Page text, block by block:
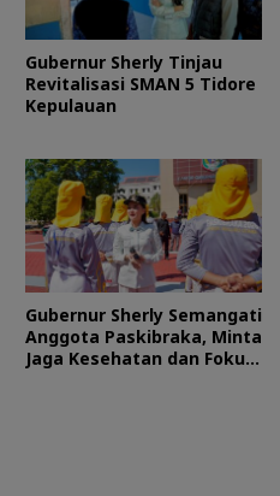
Gubernur Sherly Tinjau
Revitalisasi SMAN 5 Tidore
Kepulauan
Gubernur Sherly Semangati
Anggota Paskibraka, Minta
Jaga Kesehatan dan Fokus